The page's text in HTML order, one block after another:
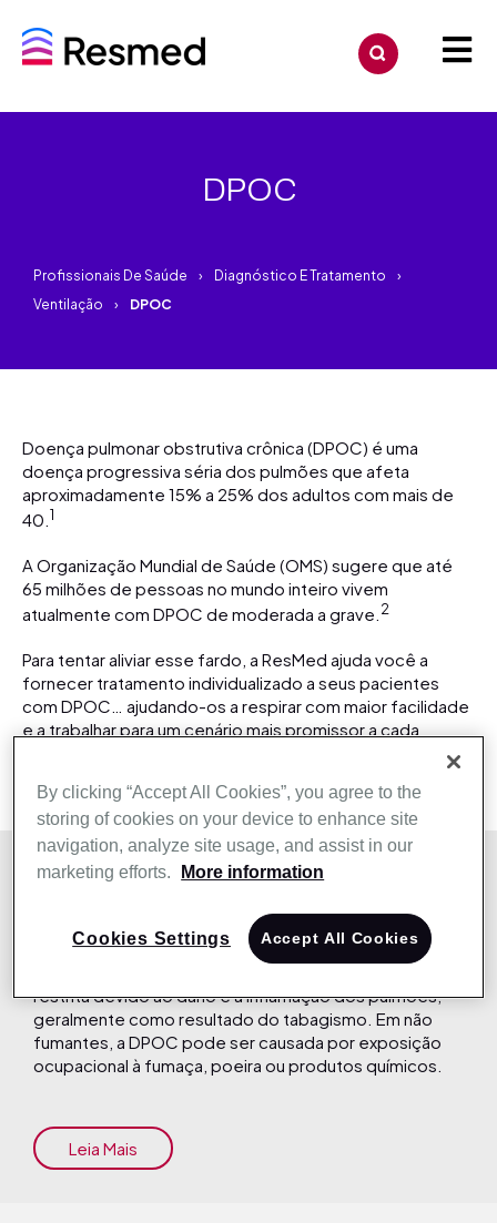
DPOC
Profissionais De Saúde
Diagnóstico E Tratamento
Ventilação
DPOC
Doença pulmonar obstrutiva crônica (DPOC) é uma
doença progressiva séria dos pulmões que afeta
aproximadamente 15% a 25% dos adultos com mais de
40.1
A Organização Mundial de Saúde (OMS) sugere que até
65 milhões de pessoas no mundo inteiro vivem
atualmente com DPOC de moderada a grave.2
Para tentar aliviar esse fardo, a ResMed ajuda você a
fornecer tratamento individualizado a seus pacientes
com DPOC… ajudando-os a respirar com maior facilidade
e a trabalhar para um cenário mais promissor a cada
Visão geral da DPOC
A doença pulmonar obstrutiva crônica (DPOC) é um
termo amplo usado para descrever uma doença
restrita devido ao dano e à inflamação dos pulmões,
geralmente como resultado do tabagismo. Em não
fumantes, a DPOC pode ser causada por exposição
ocupacional à fumaça, poeira ou produtos químicos.
Leia Mais
By clicking “Accept All Cookies”, you agree to the
storing of cookies on your device to enhance site
navigation, analyze site usage, and assist in our
marketing efforts.
More information
Cookies Settings Accept All Cookies